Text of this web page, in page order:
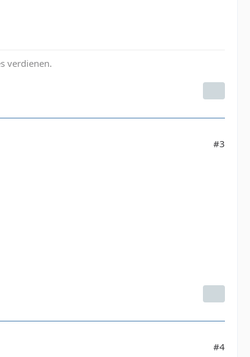
verdienen.
#3
#4